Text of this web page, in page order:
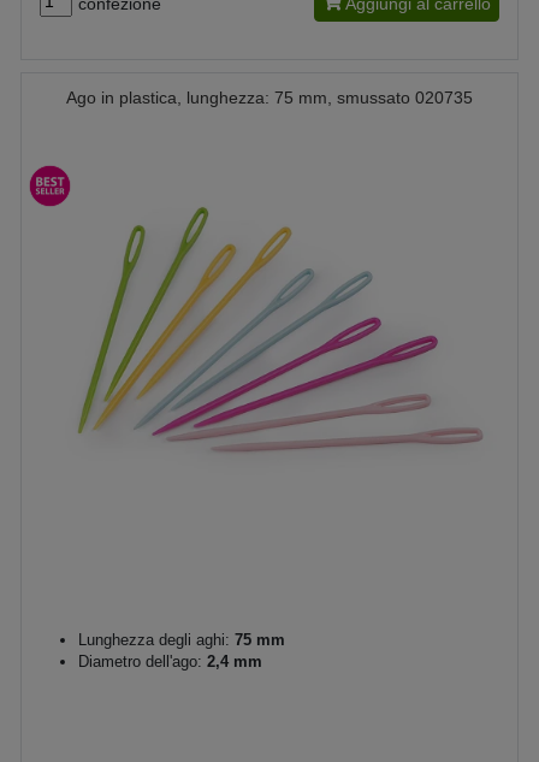
Ago in plastica, lunghezza: 75 mm, smussato 020735
Lunghezza degli aghi: 75 mm
Diametro dell'ago: 2,4 mm